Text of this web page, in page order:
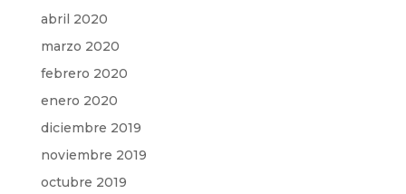
abril 2020
marzo 2020
febrero 2020
enero 2020
diciembre 2019
noviembre 2019
octubre 2019